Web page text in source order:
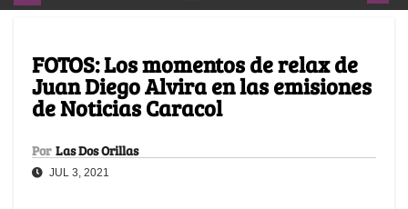
FOTOS: Los momentos de relax de
Juan Diego Alvira en las emisiones
de Noticias Caracol
Por Las Dos Orillas
JUL 3, 2021